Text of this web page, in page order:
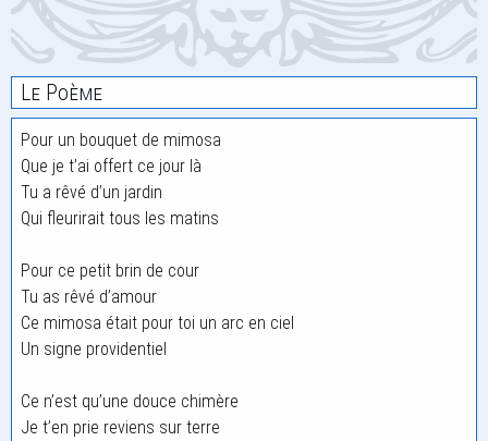
Le Poème
Pour un bouquet de mimosa
Que je t’ai offert ce jour là
Tu a rêvé d’un jardin
Qui fleurirait tous les matins
Pour ce petit brin de cour
Tu as rêvé d’amour
Ce mimosa était pour toi un arc en ciel
Un signe providentiel
Ce n’est qu’une douce chimère
Je t’en prie reviens sur terre